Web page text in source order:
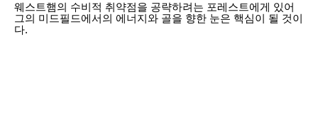
웨스트햄의 수비적 취약점을 공략하려는 포레스트에게 있어
그의 미드필드에서의 에너지와 골을 향한 눈은 핵심이 될 것이
다.